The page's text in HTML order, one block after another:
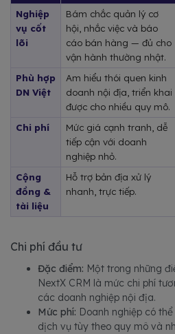
Nghiệp
vụ cốt
lõi
Bám chắc quản lý cơ
hội, nhắc việc và báo
cáo bán hàng — đủ cho
vận hành thường nhật.
Phù hợp
DN Việt
Am hiểu thói quen kinh
doanh nội địa, triển khai
được cho nhiều quy mô.
Chi phí
Mức giá cạnh tranh, dễ
tiếp cận với doanh
nghiệp nhỏ.
Cộng
đồng &
tài liệu
Hỗ trợ bản địa xử lý
nhanh, trực tiếp.
Chi phí đầu tư
Đặc điểm: Một trong những
NextX CRM là mức chi phí
các doanh nghiệp nội địa.
Mức phí: Doanh nghiệp có
dịch vụ tùy theo quy mô và